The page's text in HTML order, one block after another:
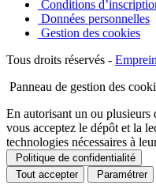
Conditions
Données personnelles
Gestion des cookies
Tous droits réservés -
Panneau de gestion des
En autorisant un ou plusieurs
vous acceptez le dépôt et la
technologies nécessaires à
Politique de confidentialité
Tout accepter
Paramétrer